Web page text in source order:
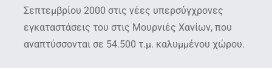
Σεπτεμβρίου 2000 στις νέες υπερσύγχρονες
εγκαταστάσεις του στις Μουρνιές Χανίων, που
αναπτύσσονται σε 54.500 τ.μ. καλυμμένου χώρου.